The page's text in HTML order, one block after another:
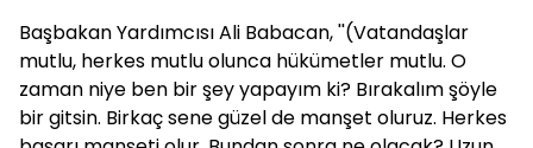
Başbakan Yardımcısı Ali Babacan, ''(Vatandaşlar
mutlu, herkes mutlu olunca hükümetler mutlu. O
zaman niye ben bir şey yapayım ki? Bırakalım şöyle
bir gitsin. Birkaç sene güzel de manşet oluruz. Herkes